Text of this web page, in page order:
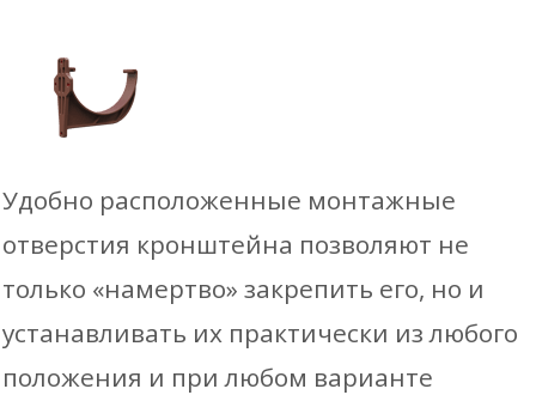
Удобно расположенные монтажные
отверстия кронштейна позволяют не
только «намертво» закрепить его, но и
устанавливать их практически из любого
положения и при любом варианте